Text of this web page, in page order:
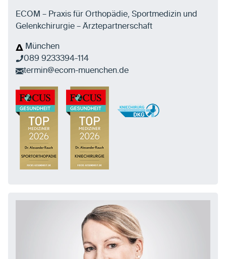
ECOM – Praxis für Orthopädie, Sportmedizin und
Gelenkchirurgie – Ärztepartnerschaft
München
089 9233394-114
termin@ecom-muenchen.de